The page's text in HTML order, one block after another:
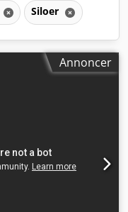
Siloer
Annoncer